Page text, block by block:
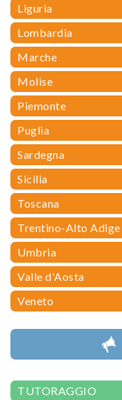
Liguria
Lombardia
Marche
Molise
Piemonte
Puglia
Sardegna
Sicilia
Toscana
Trentino-Alto Adige
Umbria
Valle d'Aosta
Veneto
TUTORAGGIO